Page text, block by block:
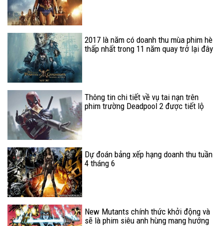
2017 là năm có doanh thu mùa phim hè
thấp nhất trong 11 năm quay trở lại đây
Thông tin chi tiết về vụ tai nạn trên
phim trường Deadpool 2 được tiết lộ
Dự đoán bảng xếp hạng doanh thu tuần
4 tháng 6
New Mutants chính thức khởi động và
sẽ là phim siêu anh hùng mang hướng